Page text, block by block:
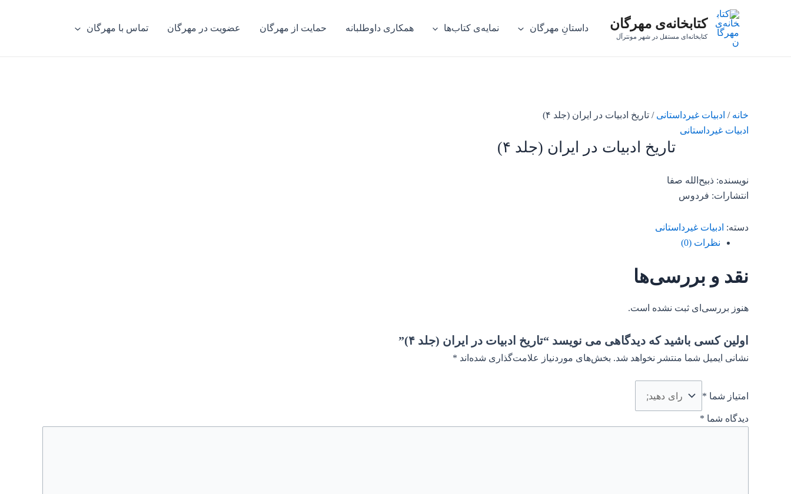
کتابخانه‌ی مهرگان
کتابخانه‌ای مستقل در شهر مونترآل
داستانِ مهرگان نمایه‌ی کتاب‌ها همکاری داوطلبانه حمایت از مهرگان عضویت در مهرگان تماس با مهرگان
خانه / ادبیات غیرداستانی / تاریخ ادبیات در ایران (جلد ۴)
ادبیات غیرداستانی
تاریخ ادبیات در ایران (جلد ۴)
نویسنده: ذبیح‌الله صفا
انتشارات: فردوس
دسته: ادبیات غیرداستانی
نظرات (0)
نقد و بررسی‌ها
هنوز بررسی‌ای ثبت نشده است.
اولین کسی باشید که دیدگاهی می نویسد “تاریخ ادبیات در ایران (جلد ۴)”
نشانی ایمیل شما منتشر نخواهد شد. بخش‌های موردنیاز علامت‌گذاری شده‌اند *
امتیاز شما *
دیدگاه شما *